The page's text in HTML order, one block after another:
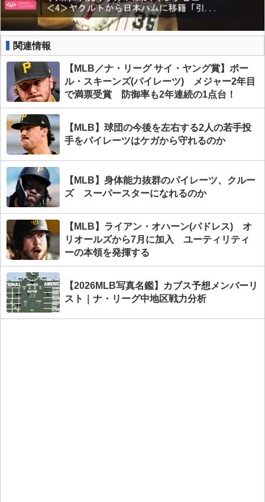
関連情報
【MLB／ナ・リーグ サイ・ヤング賞】ポー
ル・スキーンズ(パイレーツ) メジャー2年目
で満票受賞 防御率も2年連続の1点台！
【MLB】球団の今後を左右する2人の若手投
手をパイレーツはケガから守れるのか
【MLB】身体能力抜群のパイレーツ、クルー
ズ スーパースターになれるのか
【MLB】ライアン・オハーン(パドレス) オ
リオールズから7月に加入 ユーティリティ
ーの本領を発揮する
【2026MLB写真名鑑】カブス予想メンバーリ
スト｜ナ・リーグ中地区戦力分析